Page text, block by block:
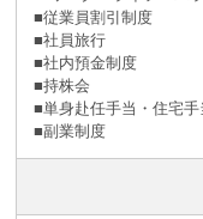
■従業員割引制度
■社員旅⾏
■社内預⾦制度
■持株会
■単身赴任手当・住宅手
■副業制度